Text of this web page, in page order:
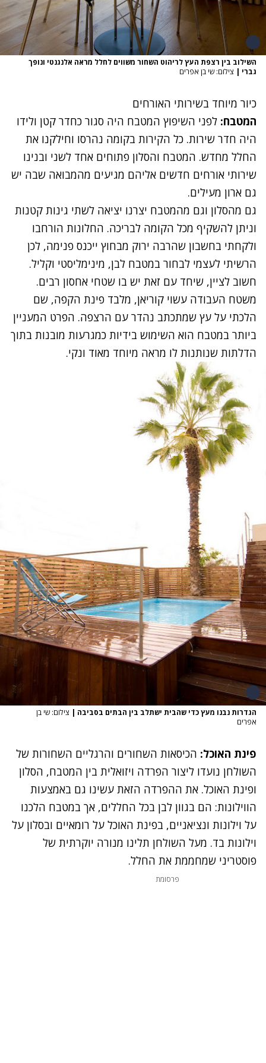
השילוב בין רצפת העץ לריהוט השחור משווים לחלל מראה אלנגנטי ונופך
גברי | צילום: שי בן אפרים
כיור מיוחד בשירותי האורחים
המטבח: לפני השיפוץ המטבח היה סגור כחדר קטן ולידו
היה חדר שירות. כל הקירות בקומה נהרסו וחילקנו את
החלל מחדש. המטבח והסלון פתוחים אחד לשני ובנינו
שירותי אורחים חדשים אליהם מגיעים מהמבואה שבה יש
גם ארון מעילים.
גם מהסלון וגם מהמטבח יצרנו יציאה לשתי גינות קטנות
וניתן להשקיף מכל הקומה לבריכה. החלונות הורחבו
ולקחתי בחשבון שהרבה ירוק מבחוץ ייכנס פנימה, לכן
הרשיתי לעצמי לבחור במטבח לבן, מינימליסטי וקליל.
חשוב לציין, שיחד עם זאת יש בו שטחי אחסון רבים.
משטח העבודה עשוי קוריאן, מלבד פינת הקפה, שם
הלכתי על עץ שמתכתב נהדר עם הרצפה. הפרט המעניין
ביותר במטבח הוא השימוש בידיות כמגרעות מובנות בתוך
הדלתות שנותנות לו מראה מיוחד מאוד ונקי.
הגדרות נבנו מעץ כדי שהבית ישתלב בין הבתים בסביבה | צילום: שי בן
אפרים
פינת האוכל: הכיסאות השחורים והרגליים השחורות של
השולחן נועדו ליצור הפרדה ויזואלית בין המטבח, הסלון
ופינת האוכל. את ההפרדה הזאת עשינו גם באמצעות
הווילונות: הם בגוון לבן בכל החללים, אך במטבח הלכנו
על וילונות ונציאניים, בפינת האוכל על רומאיים ובסלון על
וילונות בד. מעל השולחן תלינו מנורה יוקרתית של
פוסטריני שמחממת את החלל.
פרסומת